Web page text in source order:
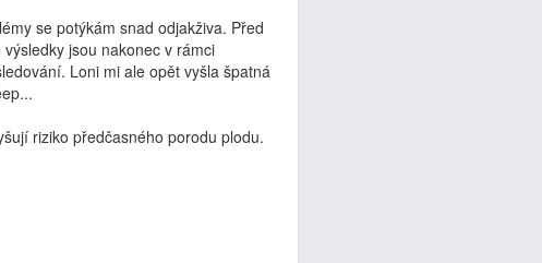
se potýkám snad odjakživa. Před
jsou nakonec v rámci
Loni mi ale opět vyšla špatná
riziko předčasného porodu plodu.